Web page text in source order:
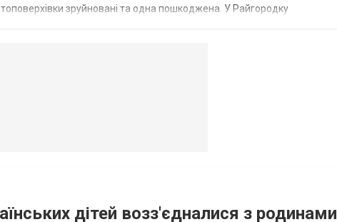
зруйновані та одна пошкоджена. У Райгородку
дітей возз'єдналися з родинами